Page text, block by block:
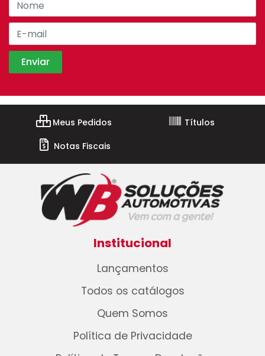
Meus Pedidos
Títulos
Notas Fiscais
Institucional
Lançamentos
Todos os catálogos
Quem Somos
Política de Privacidade